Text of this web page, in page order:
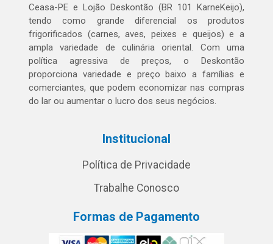
Ceasa-PE e Lojão Deskontão (BR 101 KarneKeijo),
tendo como grande diferencial os produtos
frigorificados (carnes, aves, peixes e queijos) e a
ampla variedade de culinária oriental. Com uma
política agressiva de preços, o Deskontão
proporciona variedade e preço baixo a famílias e
comerciantes, que podem economizar nas compras
do lar ou aumentar o lucro dos seus negócios.
Institucional
Política de Privacidade
Trabalhe Conosco
Formas de Pagamento